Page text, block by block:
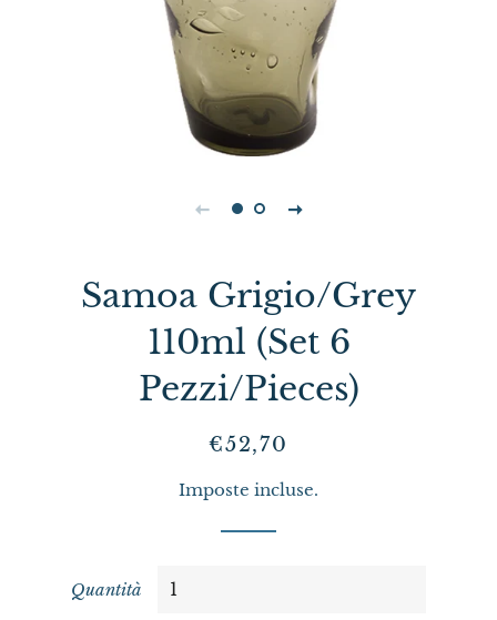
Samoa Grigio/Grey
110ml (Set 6
Pezzi/Pieces)
Prezzo
listino
Prezzo
€52,70
Imposte incluse.
Quantità